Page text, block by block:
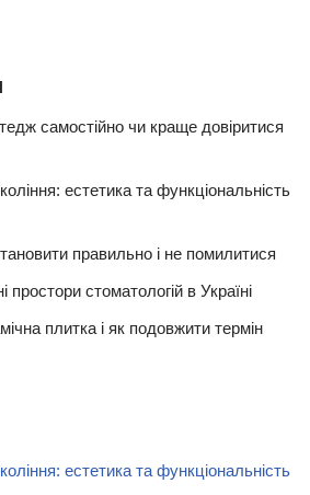
самостійно чи краще довіритися
естетика та функціональність
правильно і не помилитися
стоматологій в Україні
плитка і як подовжити термін
естетика та функціональність